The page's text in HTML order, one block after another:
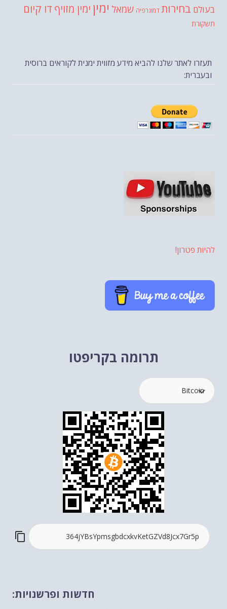
בעולם בחירות דמוגרפיה שמאל ימין ימין מזויף דו קיום
תשקורת
תעזרו לאתר שלנו להביא מידע מזווית ימנית לקוראים ברוסית
ובעברית:
להיות פטרון!
תרומה בקריפטו
חדשות ופרשנויות: